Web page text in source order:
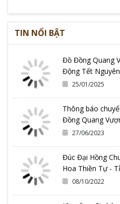
TIN NỔI BẬT
Đồ Đồng Quang
Động Tết
25/01/2025
Thông báo
Đồng Quang
27/06/2023
Đúc Đại Hồng
Hoa Thiền Tự -
08/10/2022